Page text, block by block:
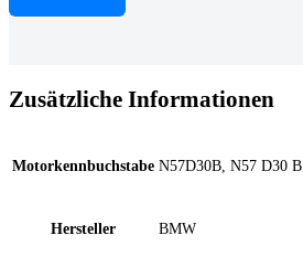
Zusätzliche Informationen
Motorkennbuchstabe N57D30B, N57 D30 B
Hersteller BMW